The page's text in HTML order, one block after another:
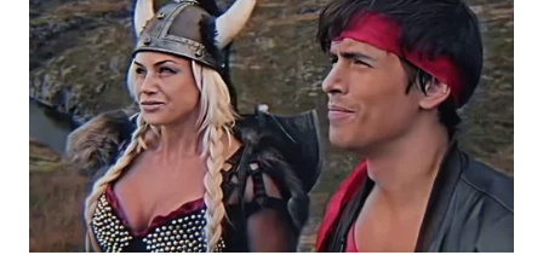
WN
CIANJUR
WN
KEPULAUAN
SERIBU
WN